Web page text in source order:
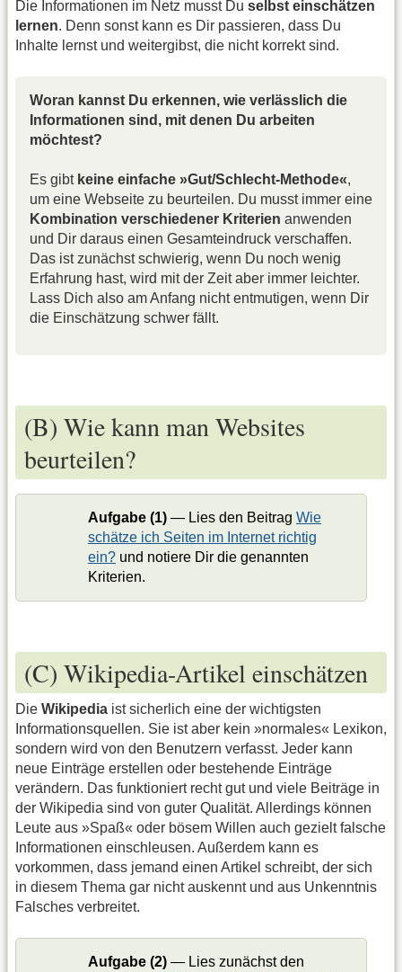
Die Informationen im Netz musst Du selbst einschätzen
lernen. Denn sonst kann es Dir passieren, dass Du
Inhalte lernst und weitergibst, die nicht korrekt sind.
Woran kannst Du erkennen, wie verlässlich die
Informationen sind, mit denen Du arbeiten
möchtest?
Es gibt keine einfache »Gut/Schlecht-Methode«,
um eine Webseite zu beurteilen. Du musst immer eine
Kombination verschiedener Kriterien anwenden
und Dir daraus einen Gesamteindruck verschaffen.
Das ist zunächst schwierig, wenn Du noch wenig
Erfahrung hast, wird mit der Zeit aber immer leichter.
Lass Dich also am Anfang nicht entmutigen, wenn Dir
die Einschätzung schwer fällt.
(B) Wie kann man Websites
beurteilen?
Aufgabe (1) — Lies den Beitrag Wie
schätze ich Seiten im Internet richtig
ein? und notiere Dir die genannten
Kriterien.
(C) Wikipedia-Artikel einschätzen
Die Wikipedia ist sicherlich eine der wichtigsten
Informationsquellen. Sie ist aber kein »normales« Lexikon,
sondern wird von den Benutzern verfasst. Jeder kann
neue Einträge erstellen oder bestehende Einträge
verändern. Das funktioniert recht gut und viele Beiträge in
der Wikipedia sind von guter Qualität. Allerdings können
Leute aus »Spaß« oder bösem Willen auch gezielt falsche
Informationen einschleusen. Außerdem kann es
vorkommen, dass jemand einen Artikel schreibt, der sich
in diesem Thema gar nicht auskennt und aus Unkenntnis
Falsches verbreitet.
Aufgabe (2) — Lies zunächst den